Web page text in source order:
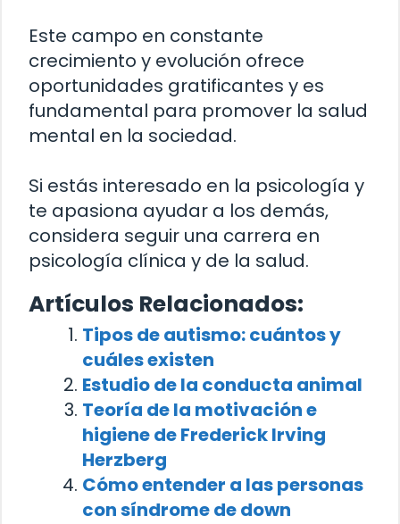
Este campo en constante
crecimiento y evolución ofrece
oportunidades gratificantes y es
fundamental para promover la salud
mental en la sociedad.
Si estás interesado en la psicología y
te apasiona ayudar a los demás,
considera seguir una carrera en
psicología clínica y de la salud.
Artículos Relacionados:
Tipos de autismo: cuántos y
cuáles existen
Estudio de la conducta animal
Teoría de la motivación e
higiene de Frederick Irving
Herzberg
Cómo entender a las personas
con síndrome de down